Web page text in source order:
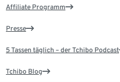
Affiliate Programm
Presse
5 Tassen täglich – der Tchibo Podcast
Tchibo Blog